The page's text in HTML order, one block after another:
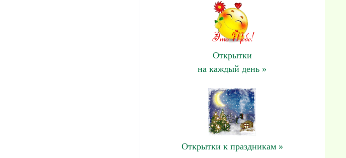
Открытки
на каждый день »
Открытки к праздникам »